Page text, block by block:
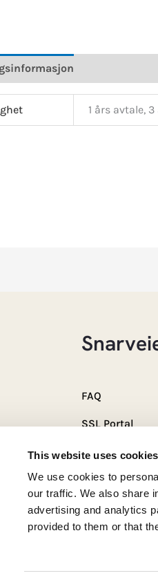
This website uses cookies
We use cookies to
our traffic. We also share
advertising and analytics
provided to them or that
1 års avtale,
FAQ
SSL Portal
E-ID-Portalen